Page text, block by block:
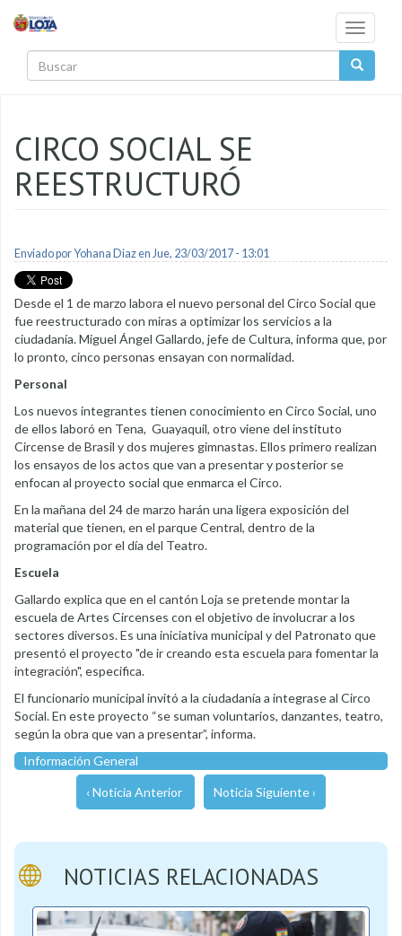
Toggle
CIRCO SOCIAL SE
REESTRUCTURÓ
Enviado porYohana Diazen Jue, 23/03/2017 - 13:01
Desde el 1 de marzo labora el nuevo personal del Circo Social que
fue reestructurado con miras a optimizar los servicios a la
ciudadanía. Miguel Ángel Gallardo, jefe de Cultura, informa que, por
lo pronto, cinco personas ensayan con normalidad.
Personal
Los nuevos integrantes tienen conocimiento en Circo Social, uno
de ellos laboró en Tena, Guayaquil, otro viene del instituto
Circense de Brasil y dos mujeres gimnastas. Ellos primero realizan
los ensayos de los actos que van a presentar y posterior se
enfocan al proyecto social que enmarca el Circo.
En la mañana del 24 de marzo harán una ligera exposición del
material que tienen, en el parque Central, dentro de la
programación por el día del Teatro.
Escuela
Gallardo explica que en el cantón Loja se pretende montar la
escuela de Artes Circenses con el objetivo de involucrar a los
sectores diversos. Es una iniciativa municipal y del Patronato que
presentó el proyecto "de ir creando esta escuela para fomentar la
integración", especifica.
El funcionario municipal invitó a la ciudadanía a integrase al Circo
Social. En este proyecto “se suman voluntarios, danzantes, teatro,
según la obra que van a presentar”, informa.
Información General
‹ Noticia Anterior Noticia Siguiente ›
NOTICIAS RELACIONADAS